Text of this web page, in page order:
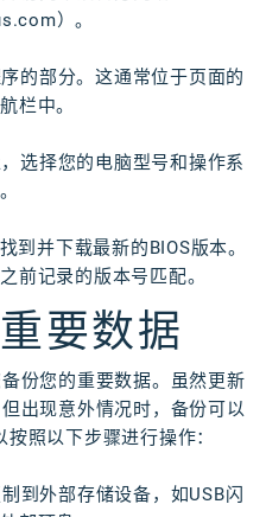
）。
的部分。这通常位于页面的
栏中。
选择您的电脑型号和操作系
到并下载最新的BIOS版本。
前记录的版本号匹配。
要数据
份您的重要数据。虽然更新
出现意外情况时，备份可以
照以下步骤进行操作：
到外部存储设备，如USB闪